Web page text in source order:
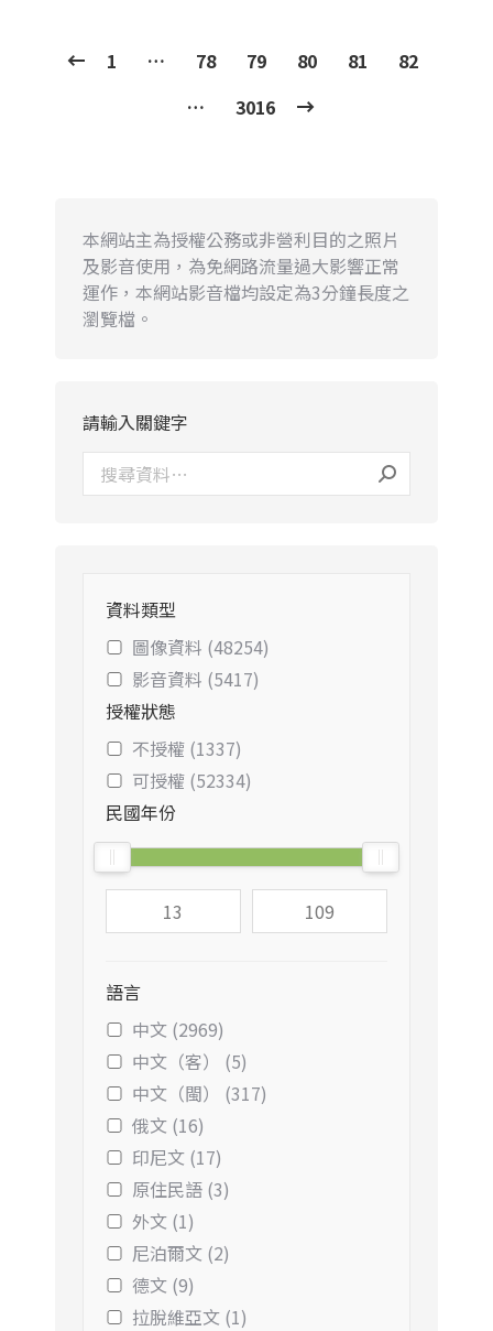
1 … 78 79 80 81
82
…
3016
本網站主為授權公務或非營利目的之照片
及影音使用，為免網路流量過大影響正常
運作，本網站影音檔均設定為3分鐘長度之
瀏覽檔。
請輸入關鍵字
資料類型
圖像資料 (48254)
影音資料 (5417)
授權狀態
不授權 (1337)
可授權 (52334)
民國年份
語言
中文 (2969)
中文（客） (5)
中文（閩） (317)
俄文 (16)
印尼文 (17)
原住民語 (3)
外文 (1)
尼泊爾文 (2)
德文 (9)
拉脫維亞文 (1)